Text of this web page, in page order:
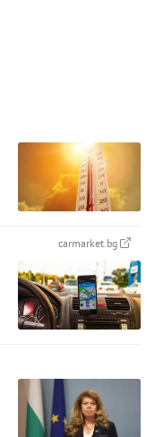
carmarket.bg